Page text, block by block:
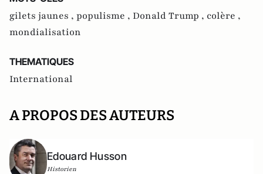
gilets jaunes , populisme , Donald Trump , colère ,
mondialisation
THEMATIQUES
International
A PROPOS DES AUTEURS
Edouard Husson
Historien